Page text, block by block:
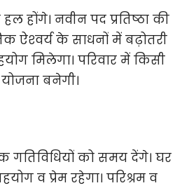
होंगे। नवीन पद प्रतिष्‍ठा की
ऐश्‍वर्य के साधनों में बढ़ोतरी
मिलेगा। परिवार में किसी
बनेगी।
गतिविधियों को समय देंगे। घर
व प्रेम रहेगा। परिश्रम व